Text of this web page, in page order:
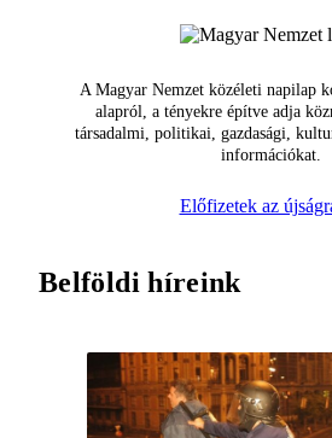
A Magyar Nemzet közéleti napilap
alapról, a tényekre építve adja
társadalmi, politikai, gazdasági,
információkat.
Előfizetek az
Belföldi híreink